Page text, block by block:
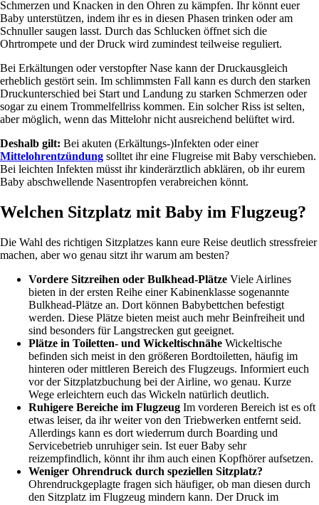
Schmerzen und Knacken in den Ohren zu kämpfen. Ihr könnt euer
Baby unterstützen, indem ihr es in diesen Phasen trinken oder am
Schnuller saugen lasst. Durch das Schlucken öffnet sich die
Ohrtrompete und der Druck wird zumindest teilweise reguliert.
Bei Erkältungen oder verstopfter Nase kann der Druckausgleich
erheblich gestört sein. Im schlimmsten Fall kann es durch den starken
Druckunterschied bei Start und Landung zu starken Schmerzen oder
sogar zu einem Trommelfellriss kommen. Ein solcher Riss ist selten,
aber möglich, wenn das Mittelohr nicht ausreichend belüftet wird.
Deshalb gilt: Bei akuten (Erkältungs-)Infekten oder einer
Mittelohrentzündung solltet ihr eine Flugreise mit Baby verschieben.
Bei leichten Infekten müsst ihr kinderärztlich abklären, ob ihr eurem
Baby abschwellende Nasentropfen verabreichen könnt.
Welchen Sitzplatz mit Baby im Flugzeug?
Die Wahl des richtigen Sitzplatzes kann eure Reise deutlich stressfreier
machen, aber wo genau sitzt ihr warum am besten?
Vordere Sitzreihen oder Bulkhead-Plätze Viele Airlines
bieten in der ersten Reihe einer Kabinenklasse sogenannte
Bulkhead-Plätze an. Dort können Babybettchen befestigt
werden. Diese Plätze bieten meist auch mehr Beinfreiheit und
sind besonders für Langstrecken gut geeignet.
Plätze in Toiletten- und Wickeltischnähe Wickeltische
befinden sich meist in den größeren Bordtoiletten, häufig im
hinteren oder mittleren Bereich des Flugzeugs. Informiert euch
vor der Sitzplatzbuchung bei der Airline, wo genau. Kurze
Wege erleichtern euch das Wickeln natürlich deutlich.
Ruhigere Bereiche im Flugzeug Im vorderen Bereich ist es oft
etwas leiser, da ihr weiter von den Triebwerken entfernt seid.
Allerdings kann es dort wiederrum durch Boarding und
Servicebetrieb unruhiger sein. Ist euer Baby sehr
reizempfindlich, könnt ihr ihm auch einen Kopfhörer aufsetzen.
Weniger Ohrendruck durch speziellen Sitzplatz?
Ohrendruckgeplagte fragen sich häufiger, ob man diesen durch
den Sitzplatz im Flugzeug mindern kann. Der Druck im